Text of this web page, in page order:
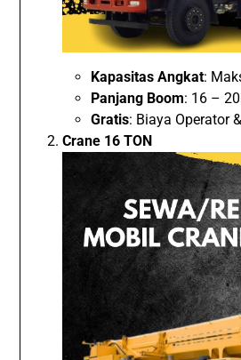
Kapasitas Angkat:
Panjang Boom: 16 –
Gratis: Biaya Operator
Crane 16 TON